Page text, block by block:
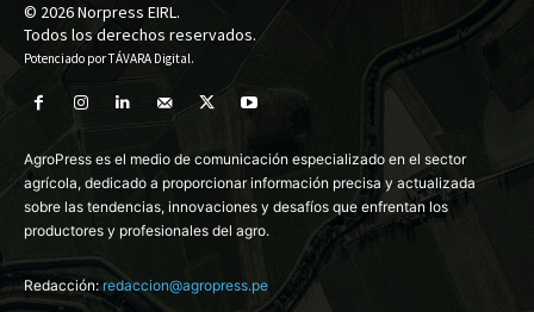
© 2026 Norpress EIRL.
Todos los derechos reservados.
Potenciado porTÁVARA Digital.
AgroPress es el medio de comunicación especializado en el sector
agrícola, dedicado a proporcionar información precisa y actualizada
sobre las tendencias, innovaciones y desafíos que enfrentan los
productores y profesionales del agro.
Redacción:redaccion@agropress.pe